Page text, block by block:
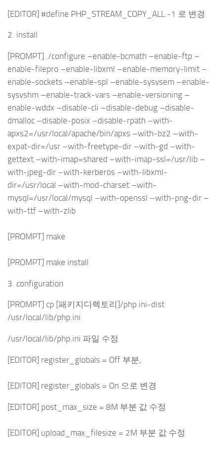
[EDITOR] #define PHP_STREAM_COPY_ALL -1 로 변경
2. install
[PROMPT] ./configure –enable-bcmath –enable-ftp –
enable-filepro –enable-libxml –enable-memory-limit –
enable-sockets –enable-spl –enable-sysvsem –enable-
sysvshm –enable-track-vars –enable-versioning –
enable-wddx –disable-cli –disable-debug –disable-
dmalloc –disable-posix –disable-rpath –with-
apxs2=/usr/local/apache/bin/apxs –with-bz2 –with-
expat-dir=/usr –with-freetype-dir –with-gd –with-
gettext –with-imap=shared –with-imap-ssl=/usr/lib –
with-jpeg-dir –with-kerberos –with-libxml-
dir=/usr/local –with-mod-charset –with-
mysql=/usr/local/mysql –with-openssl –with-png-dir –
with-ttf –with-zlib
[PROMPT] make
[PROMPT] make install
3. configuration
[PROMPT] cp [패키지디렉토리]/php.ini-dist
/usr/local/lib/php.ini
/usr/local/lib/php.ini 파일 수정
[EDITOR] register_globals = Off 부분,
[EDITOR] register_globals = On 으로 변경
[EDITOR] post_max_size = 8M 부분 값 수정
[EDITOR] upload_max_filesize = 2M 부분 값 수정